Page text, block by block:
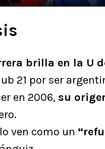
brilla en la U
21 por ser
en 2006, su
ven como un